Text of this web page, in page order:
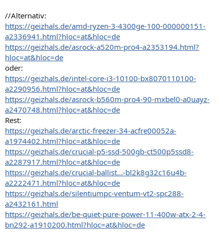
//Alternativ:
https://geizhals.de/amd-ryzen-3-4300ge-100-000000151-
a2336941.html?hloc=at&hloc=de
https://geizhals.de/asrock-a520m-pro4-a2353194.html?
hloc=at&hloc=de
oder:
https://geizhals.de/intel-core-i3-10100-bx8070110100-
a2290956.html?hloc=at&hloc=de
https://geizhals.de/asrock-b560m-pro4-90-mxbel0-a0uayz-
a2470748.html?hloc=at&hloc=de
Rest:
https://geizhals.de/arctic-freezer-34-acfre00052a-
a1974402.html?hloc=at&hloc=de
https://geizhals.de/crucial-p5-ssd-500gb-ct500p5ssd8-
a2287917.html?hloc=at&hloc=de
https://geizhals.de/crucial-ballist...-bl2k8g32c16u4b-
a2222471.html?hloc=at&hloc=de
https://geizhals.de/silentiumpc-ventum-vt2-spc288-
a2432161.html
https://geizhals.de/be-quiet-pure-power-11-400w-atx-2-4-
bn292-a1910200.html?hloc=at&hloc=de